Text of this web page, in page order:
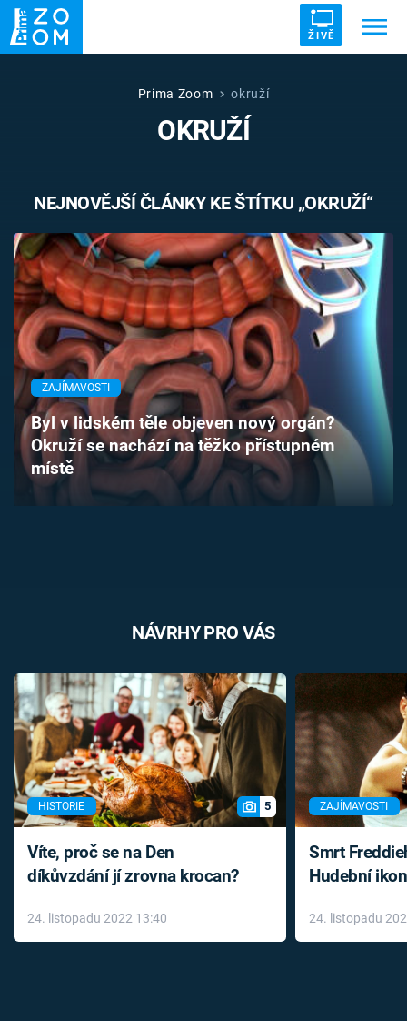
ŽIVĚ
UFO DRUHÁ SVĚTOVÁ VÁLKA
VETŘELCI DÁVNOVĚKU
Témata
Témata
Pořady
TV Program
Časopis
Sledujte prima+
Prima Zoom okruží
OKRUŽÍ
NEJNOVĚJŠÍ ČLÁNKY KE ŠTÍTKU „OKRUŽÍ“
ZAJÍMAVOSTI
Byl v lidském těle objeven nový orgán?
Okruží se nachází na těžko přístupném
místě
NÁVRHY PRO VÁS
HISTORIE 5
Víte, proč se na Den
díkůvzdání jí zrovna krocan?
24. listopadu 2022 13:40
ZAJÍMAVOSTI
Smrt
Hudební
léky
24. listopadu